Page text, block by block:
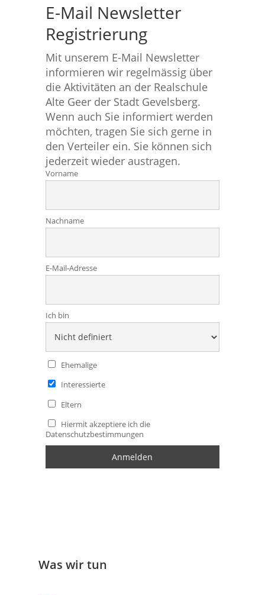
E-Mail Newsletter
Registrierung
Mit unserem E-Mail Newsletter
informieren wir regelmässig über
die Aktivitäten an der Realschule
Alte Geer der Stadt Gevelsberg.
Wenn auch Sie informiert werden
möchten, tragen Sie sich gerne in
den Verteiler ein. Sie können sich
jederzeit wieder austragen.
Vorname
Nachname
E-Mail-Adresse
Ich bin
Ehemalige
Interessierte
Eltern
Hiermit akzeptiere ich die
Datenschutzbestimmungen
Was wir tun